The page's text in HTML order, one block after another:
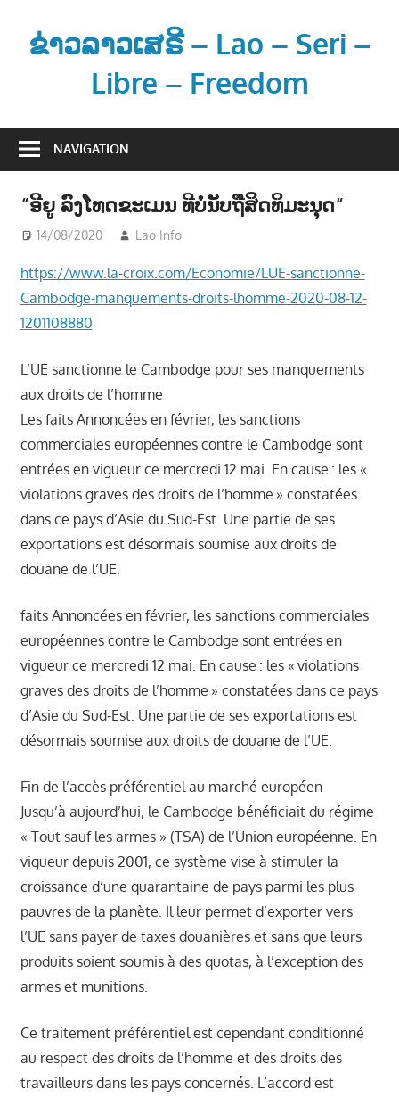
contentຂ່າວລາວເສຣີ – Lao – Seri –
Libre – Freedom
າ
ະ
ມູ
ນ
ຂ່
ວ
ສ
າ
ນ
NAVIGATION
“ອີຍູ ລົງໂທດຂະເມນ ທີບໍ່ນັບຖືສິດທິມະນຸດ“
14/08/2020 Lao Info
https://www.la-croix.com/Economie/LUE-sanctionne-
Cambodge-manquements-droits-lhomme-2020-08-12-
1201108880
L’UE sanctionne le Cambodge pour ses manquements
aux droits de l’homme
Les faits Annoncées en février, les sanctions
commerciales européennes contre le Cambodge sont
entrées en vigueur ce mercredi 12 mai. En cause : les «
violations graves des droits de l’homme » constatées
dans ce pays d’Asie du Sud-Est. Une partie de ses
exportations est désormais soumise aux droits de
douane de l’UE.
faits Annoncées en février, les sanctions commerciales
européennes contre le Cambodge sont entrées en
vigueur ce mercredi 12 mai. En cause : les « violations
graves des droits de l’homme » constatées dans ce pays
d’Asie du Sud-Est. Une partie de ses exportations est
désormais soumise aux droits de douane de l’UE.
Fin de l’accès préférentiel au marché européen
Jusqu’à aujourd’hui, le Cambodge bénéficiait du régime
« Tout sauf les armes » (TSA) de l’Union européenne. En
vigueur depuis 2001, ce système vise à stimuler la
croissance d’une quarantaine de pays parmi les plus
pauvres de la planète. Il leur permet d’exporter vers
l’UE sans payer de taxes douanières et sans que leurs
produits soient soumis à des quotas, à l’exception des
armes et munitions.
Ce traitement préférentiel est cependant conditionné
au respect des droits de l’homme et des droits des
travailleurs dans les pays concernés. L’accord est